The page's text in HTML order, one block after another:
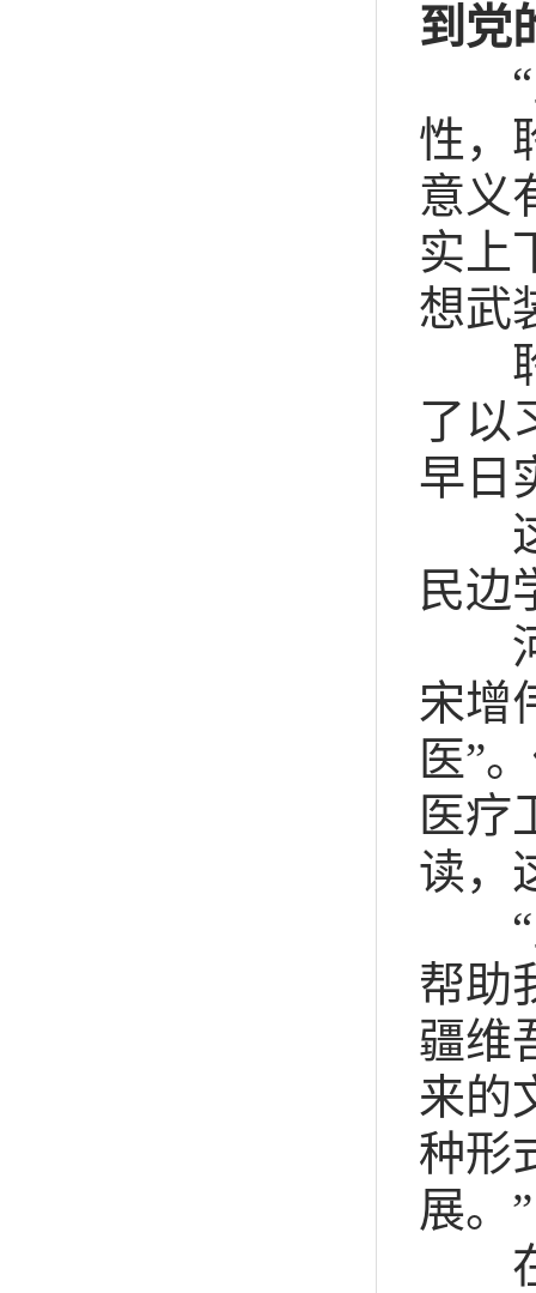
到党
“宣
性，
意义
实上
想武
聆
了以
早日
这
民边
河
宋增
医”
医疗
读，
“宣
帮助
疆维
来的
种形
展。”
在